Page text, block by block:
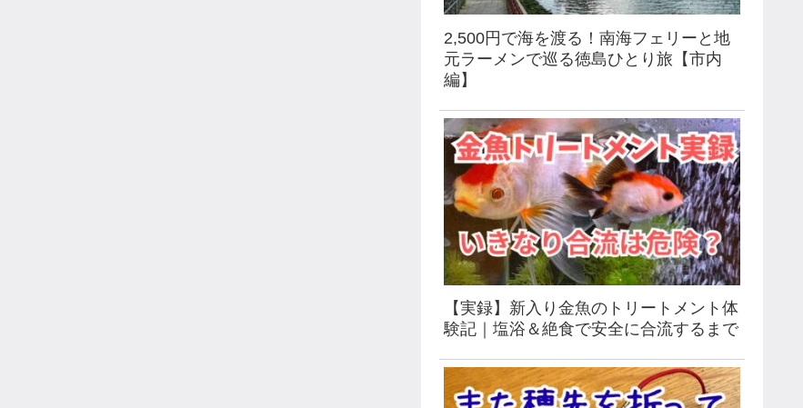
2,500円で海を渡る！南海フェリーと地
元ラーメンで巡る徳島ひとり旅【市内
編】
【実録】新入り金魚のトリートメント体
験記｜塩浴＆絶食で安全に合流するまで